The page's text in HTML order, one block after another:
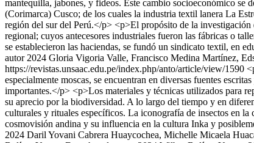
mantequilla, jabones, y fideos. Este cambio socioeconómico se
(Corimarca) Cusco; de los cuales la industria textil lanera La
región del sur del Perú.</p> <p>El propósito de la
regional; cuyos antecesores industriales fueron las fábricas o
se establecieron las haciendas, se fundó un sindicato textil, en
autor 2024 Gloria Vigoria Valle, Francisco Medina Martínez,
https://revistas.unsaac.edu.pe/index.php/anto/article/view/1590
especialmente moscas, se encuentran en diversas fuentes
importantes.</p> <p>Los materiales y técnicas utilizados para
su aprecio por la biodiversidad. A lo largo del tiempo y en
culturales y rituales específicos. La iconografía de insectos en
cosmovisión andina y su influencia en la cultura Inka y
2024 Daril Yovani Cabrera Huaycochea, Michelle Micaela